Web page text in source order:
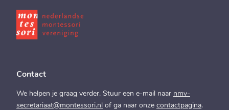
Contact
We helpen je graag verder. Stuur een e-mail naar nmv-
secretariaat@montessori.nl of ga naar onze contactpagina.